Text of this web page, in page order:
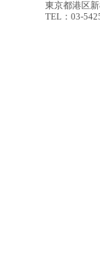
東京都港区
TEL：03-